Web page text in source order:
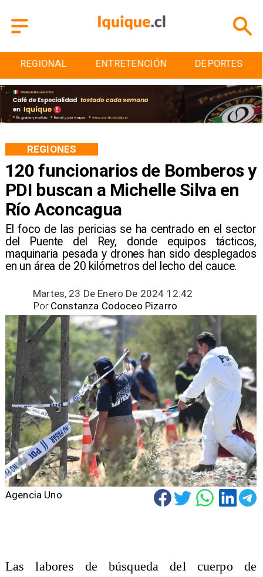
REGIONAL ENTRETENCIÓN DEPORTES
120 funcionarios de Bomberos y
PDI buscan a Michelle Silva en
Río Aconcagua
​El foco de las pericias se ha centrado en el sector
del Puente del Rey, donde equipos tácticos,
maquinaria pesada y drones han sido desplegados
en un área de 20 kilómetros del lecho del cauce.
REGIONES
Martes, 23 De Enero De 2024 12:42
Constanza Codoceo Pizarro
Por
Agencia Uno
​Las labores de búsqueda del cuerpo de